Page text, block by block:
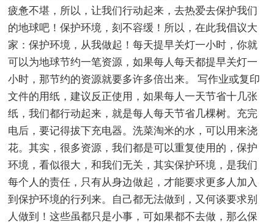
疲惫不堪，所以，让我们行动起来，去热爱去保护我们
的地球吧！保护环境，刻不容缓！所以，在此我倡议大
家：保护环境，从我做起！每天提早关灯一小时，你就
可以为地球节约一笔资源，如果每人每天都提早关灯一
小时，那节约的资源就要多许多倍出来。 写作业或复印
文件的用纸，建议反正使用，如果每人一天节省十几张
纸，我们都行动起来，就是每人每天节省几棵树。充完
电后，要记得拔下充电器。洗菜淘米的水，可以用来浇
花。其实，很多资源，我们都是可以重复使用的，保护
环境，看似很大，和我们无关，其实保护环境，是我们
每个人的责任，只有从身边做起，才能要求更多人加入
到保护环境的行列来。自己都无法做到，又何谈要求别
人做到！这些虽都只是小事，可如果都不去做，那么保